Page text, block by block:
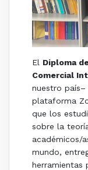
El Diploma
Comercial
nuestro
plataforma
que los
sobre la
académicos/
mundo,
herramientas